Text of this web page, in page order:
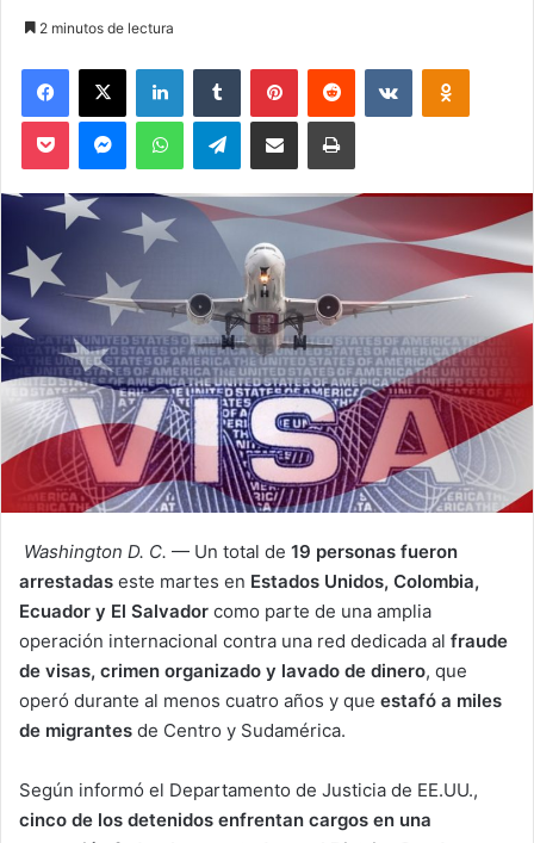
l
o
w
o
n
a
e
2 minutos de lectura
Telegram
Washington D. C. — Un total de 19 personas fueron
arrestadas este martes en Estados Unidos, Colombia,
Ecuador y El Salvador como parte de una amplia
operación internacional contra una red dedicada al fraude
de visas, crimen organizado y lavado de dinero, que
operó durante al menos cuatro años y que estafó a miles
de migrantes de Centro y Sudamérica.
Según informó el Departamento de Justicia de EE.UU.,
cinco de los detenidos enfrentan cargos en una